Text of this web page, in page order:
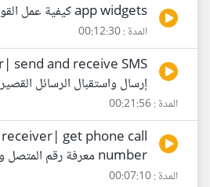
app widgets كيفية عمل القوائم المختصرة
المدة : 00:12:30
send and receive SMS
إرسال واستقبال الرسائل
المدة : 00:21:56
get phone call
number معرفة رقم المتصل وحالة الأتصال
المدة : 00:07:10